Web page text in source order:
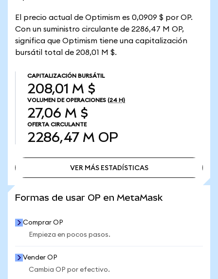
El precio actual de Optimism es 0,0909 $ por OP.
Con un suministro circulante de 2286,47 M OP,
significa que Optimism tiene una capitalización
bursátil total de 208,01 M $.
CAPITALIZACIÓN BURSÁTIL
208,01 M $
VOLUMEN DE OPERACIONES (24 H)
27,06 M $
OFERTA CIRCULANTE
2286,47 M OP
VER MÁS ESTADÍSTICAS
Formas de usar OP en MetaMask
Comprar OP
Empieza en pocos pasos.
Vender OP
Cambia OP por efectivo.